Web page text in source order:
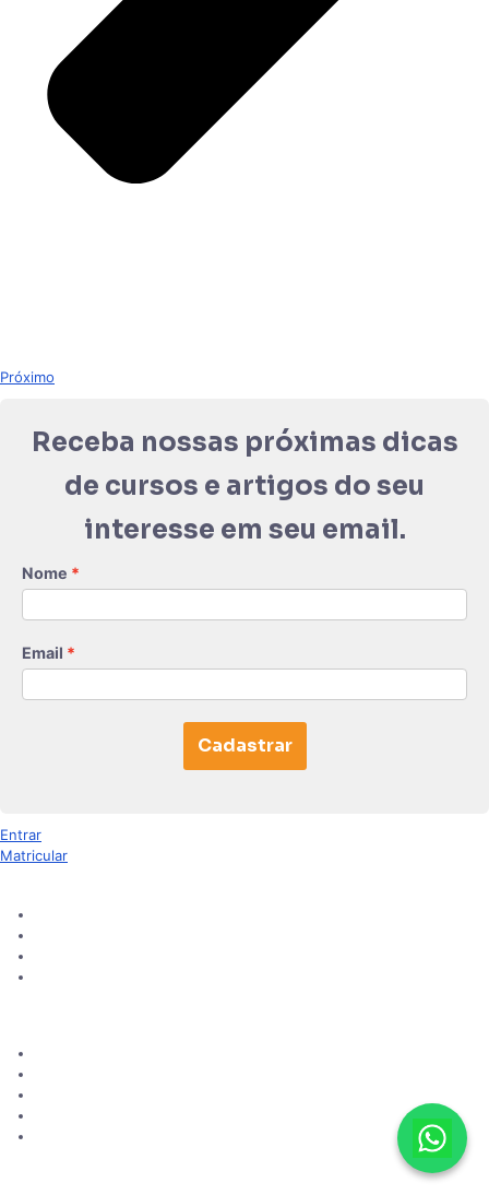
Próximo
Receba nossas próximas dicas
de cursos e artigos do seu
interesse em seu email.
Nome
Email
Cadastrar
Entrar
Matricular